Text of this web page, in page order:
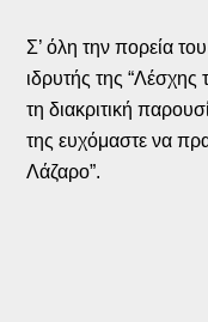
Σ’ όλη την πορεία
ιδρυτής της “Λέσχης
τη διακριτική
της ευχόμαστε να
Λάζαρο”.